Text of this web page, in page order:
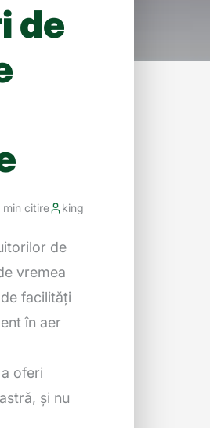
de
min citire king
de
vremea
facilități
în aer
oferi
și nu